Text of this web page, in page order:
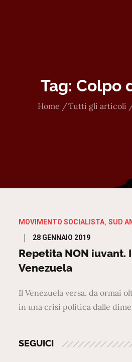
Tag: Colpo
Home Tutti gli articoli
MOVIMENTO SOCIALISTA SUD
Posted
on
28 GENNAIO 2019
Repetita NON iuvant.
Venezuela
Il Venezuela versa, da ormai
in una crisi politica dalle
SEGUICI